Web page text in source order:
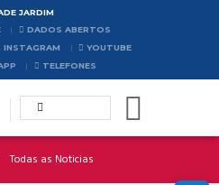
JARDIM
DADOS ABERTOS
INSTAGRAM
YOUTUBE
TELEFONES
Todas as Noticias